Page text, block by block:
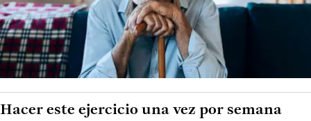
Hacer este ejercicio una vez por semana